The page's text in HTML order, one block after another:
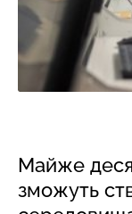
Майже
зможуть